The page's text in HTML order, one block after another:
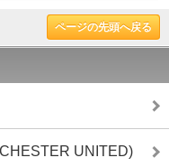
ページの先頭へ戻る
UNITED)